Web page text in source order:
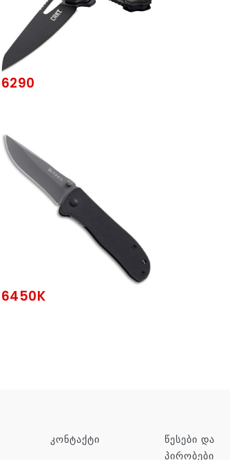
6290
6450K
ᲙᲝᲜᲢᲐᲥᲢᲘ
ᲬᲔᲡᲔᲑᲘ ᲓᲐ
ᲞᲘᲠᲝᲑᲔᲑᲘ